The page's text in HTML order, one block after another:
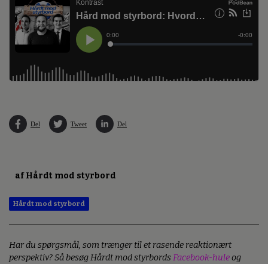
Del Tweet Del
af Hårdt mod styrbord
Hårdt mod styrbord
Har du spørgsmål, som trænger til et rasende reaktionært
perspektiv? Så besøg Hårdt mod styrbordsFacebook-huleog